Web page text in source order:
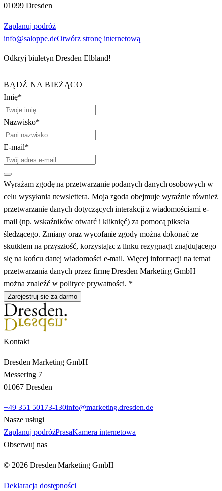
01099 Dresden
Zaplanuj podróż
info@saloppe.deOtwórz stronę internetową
Odkryj biuletyn Dresden Elbland!
BĄDŹ NA BIEŻĄCO
Imię*
Nazwisko*
E-mail*
Wyrażam zgodę na przetwarzanie podanych danych osobowych w
celu wysyłania newslettera. Moja zgoda obejmuje wyraźnie również
przetwarzanie danych dotyczących interakcji z wiadomościami e-
mail (np. wskaźników otwarć i kliknięć) za pomocą piksela
śledzącego. Zmiany oraz wycofanie zgody można dokonać ze
skutkiem na przyszłość, korzystając z linku rezygnacji znajdującego
się na końcu danej wiadomości e-mail. Więcej informacji na temat
przetwarzania danych przez firmę Dresden Marketing GmbH
można znaleźć w polityce prywatności. *
Zarejestruj się za darmo
Kontakt
Dresden Marketing GmbH
Messering 7
01067 Dresden
+49 351 50173-130info@marketing.dresden.de
Nasze usługi
Zaplanuj podróżPrasaKamera internetowa
Obserwuj nas
© 2026 Dresden Marketing GmbH
Deklaracja dostępności